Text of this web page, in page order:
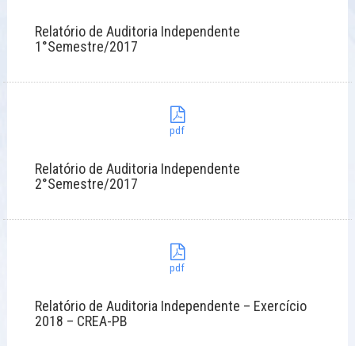
Relatório de Auditoria Independente
1°Semestre/2017
pdf
Relatório de Auditoria Independente
2°Semestre/2017
pdf
Relatório de Auditoria Independente – Exercício
2018 – CREA-PB